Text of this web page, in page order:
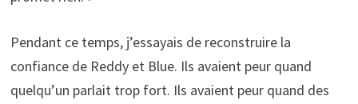
Pendant ce temps, j’essayais de reconstruire la
confiance de Reddy et Blue. Ils avaient peur quand
quelqu’un parlait trop fort. Ils avaient peur quand des